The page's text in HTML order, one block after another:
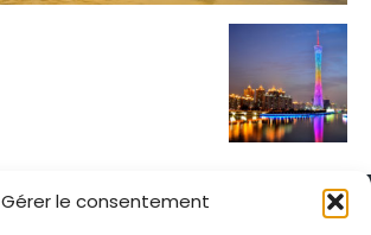
Gérer le consentement